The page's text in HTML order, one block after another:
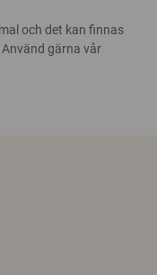
och det kan finnas
gärna vår